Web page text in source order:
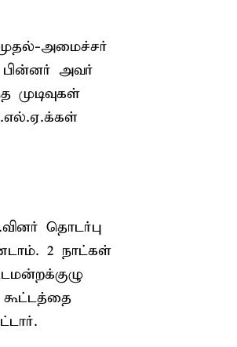
முதல்-அமைச்சர்
பின்னர் அவர்
தொடர்பு
2 நாட்கள்
கூட்டத்தை